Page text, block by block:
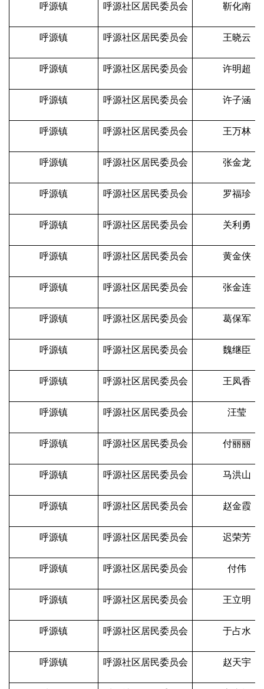
呼源镇 呼源社区居民委员会 靳化南
呼源镇 呼源社区居民委员会 王晓云
呼源镇 呼源社区居民委员会 许明超
呼源镇 呼源社区居民委员会 许子涵
呼源镇 呼源社区居民委员会 王万林
呼源镇 呼源社区居民委员会 张金龙
呼源镇 呼源社区居民委员会 罗福珍
呼源镇 呼源社区居民委员会 关利勇
呼源镇 呼源社区居民委员会 黄金侠
呼源镇 呼源社区居民委员会 张金连
呼源镇 呼源社区居民委员会 葛保军
呼源镇 呼源社区居民委员会 魏继臣
呼源镇 呼源社区居民委员会 王凤香
呼源镇 呼源社区居民委员会 汪莹
呼源镇 呼源社区居民委员会 付丽丽
呼源镇 呼源社区居民委员会 马洪山
呼源镇 呼源社区居民委员会 赵金霞
呼源镇 呼源社区居民委员会 迟荣芳
呼源镇 呼源社区居民委员会 付伟
呼源镇 呼源社区居民委员会 王立明
呼源镇 呼源社区居民委员会 于占水
呼源镇 呼源社区居民委员会 赵天宇